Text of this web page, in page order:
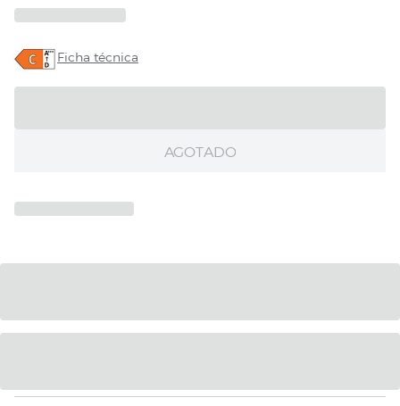
Ficha técnica
AGOTADO